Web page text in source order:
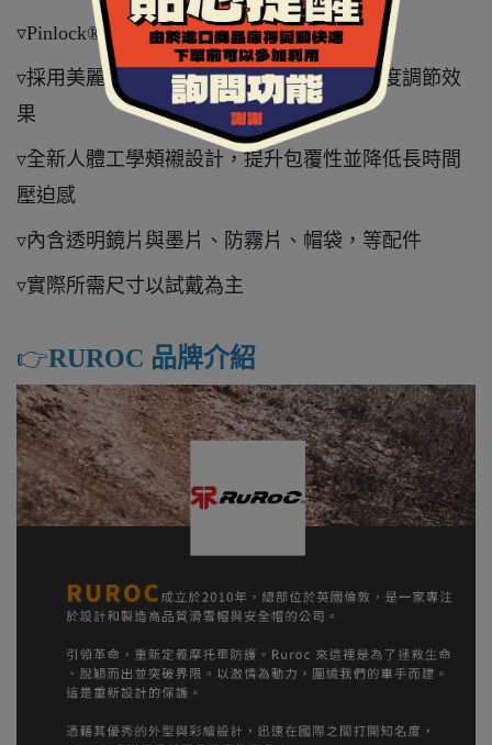
▿Pinlock® 防霧鏡片，提供清晰視野
▿採用美麗諾羊毛內襯，具備吸濕排汗與溫度調節效
果
▿全新人體工學頰襯設計，提升包覆性並降低長時間
壓迫感
▿內含透明鏡片與墨片、防霧片、帽袋，等配件
▿實際所需尺寸以試戴為主
👉️RUROC 品牌介紹